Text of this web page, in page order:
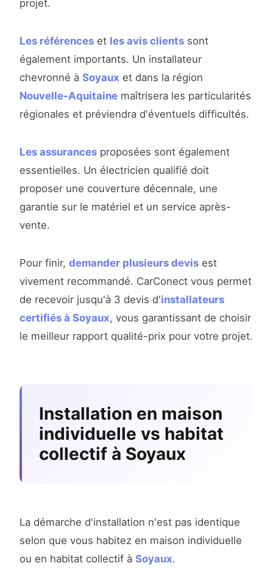
projet.
Les références et les avis clients sont
également importants. Un installateur
chevronné à Soyaux et dans la région
Nouvelle-Aquitaine maîtrisera les particularités
régionales et préviendra d'éventuels difficultés.
Les assurances proposées sont également
essentielles. Un électricien qualifié doit
proposer une couverture décennale, une
garantie sur le matériel et un service après-
vente.
Pour finir, demander plusieurs devis est
vivement recommandé. CarConect vous permet
de recevoir jusqu'à 3 devis d'installateurs
certifiés à Soyaux, vous garantissant de choisir
le meilleur rapport qualité-prix pour votre projet.
Installation en maison
individuelle vs habitat
collectif à Soyaux
La démarche d'installation n'est pas identique
selon que vous habitez en maison individuelle
ou en habitat collectif à Soyaux.